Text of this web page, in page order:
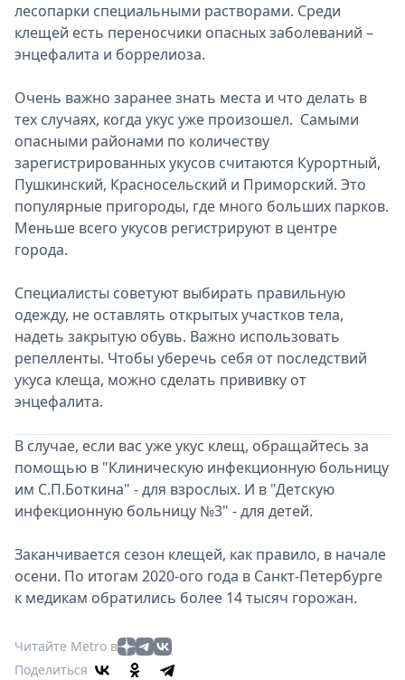
лесопарки специальными растворами. Среди
клещей есть переносчики опасных заболеваний –
энцефалита и боррелиоза.
Очень важно заранее знать места и что делать в
тех случаях, когда укус уже произошел. Самыми
опасными районами по количеству
зарегистрированных укусов считаются Курортный,
Пушкинский, Красносельский и Приморский. Это
популярные пригороды, где много больших парков.
Меньше всего укусов регистрируют в центре
города.
Специалисты советуют выбирать правильную
одежду, не оставлять открытых участков тела,
надеть закрытую обувь. Важно использовать
репелленты. Чтобы уберечь себя от последствий
укуса клеща, можно сделать прививку от
энцефалита.
В случае, если вас уже укус клещ, обращайтесь за
помощью в "Клиническую инфекционную больницу
им С.П.Боткина" - для взрослых. И в "Детскую
инфекционную больницу №3" - для детей.
Заканчивается сезон клещей, как правило, в начале
осени. По итогам 2020-ого года в Санкт-Петербурге
к медикам обратились более 14 тысяч горожан.
Читайте Metro в
Поделиться